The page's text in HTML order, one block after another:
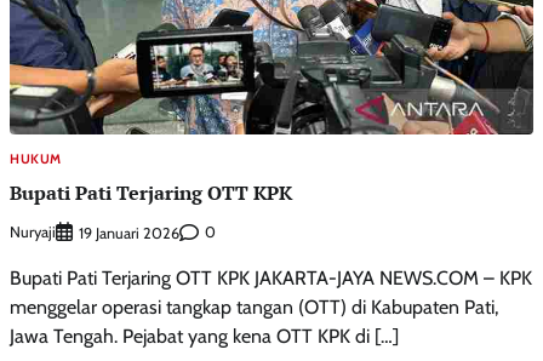
HUKUM
Bupati Pati Terjaring OTT KPK
Nuryaji 19 Januari 2026 0
Bupati Pati Terjaring OTT KPK JAKARTA-JAYA NEWS.COM – KPK
menggelar operasi tangkap tangan (OTT) di Kabupaten Pati,
Jawa Tengah. Pejabat yang kena OTT KPK di […]